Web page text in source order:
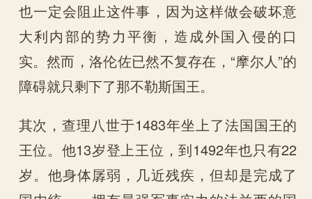
也一定会阻止这件事，因为这样做会破坏意
大利内部的势力平衡，造成外国入侵的口
实。然而，洛伦佐已然不复存在，“摩尔人”的
障碍就只剩下了那不勒斯国王。
其次，查理八世于1483年坐上了法国国王的
王位。他13岁登上王位，到1492年也只有22
岁。他身体孱弱，几近残疾，但却是完成了